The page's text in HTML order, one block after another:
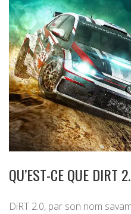
QU’EST-CE QUE DIRT
DiRT 2.0, par son nom